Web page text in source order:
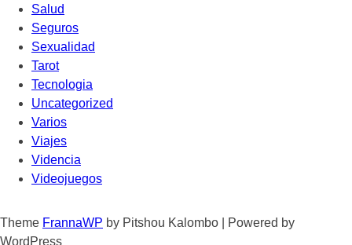
Salud
Seguros
Sexualidad
Tarot
Tecnologia
Uncategorized
Varios
Viajes
Videncia
Videojuegos
Theme FrannaWP by Pitshou Kalombo
Powered by
WordPress